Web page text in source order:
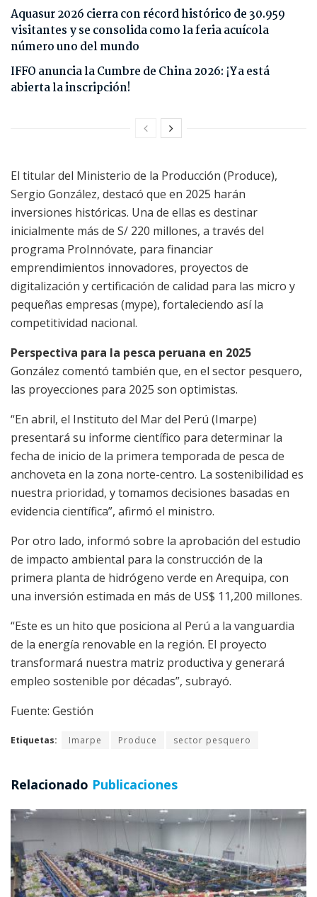
Aquasur 2026 cierra con récord histórico de 30.959
visitantes y se consolida como la feria acuícola
número uno del mundo
IFFO anuncia la Cumbre de China 2026: ¡Ya está
abierta la inscripción!
El titular del Ministerio de la Producción (Produce),
Sergio González, destacó que en 2025 harán
inversiones históricas. Una de ellas es destinar
inicialmente más de S/ 220 millones, a través del
programa ProInnóvate, para financiar
emprendimientos innovadores, proyectos de
digitalización y certificación de calidad para las micro y
pequeñas empresas (mype), fortaleciendo así la
competitividad nacional.
Perspectiva para la pesca peruana en 2025
González comentó también que, en el sector pesquero,
las proyecciones para 2025 son optimistas.
“En abril, el Instituto del Mar del Perú (Imarpe)
presentará su informe científico para determinar la
fecha de inicio de la primera temporada de pesca de
anchoveta en la zona norte-centro. La sostenibilidad es
nuestra prioridad, y tomamos decisiones basadas en
evidencia científica”, afirmó el ministro.
Por otro lado, informó sobre la aprobación del estudio
de impacto ambiental para la construcción de la
primera planta de hidrógeno verde en Arequipa, con
una inversión estimada en más de US$ 11,200 millones.
“Este es un hito que posiciona al Perú a la vanguardia
de la energía renovable en la región. El proyecto
transformará nuestra matriz productiva y generará
empleo sostenible por décadas”, subrayó.
Fuente: Gestión
Etiquetas: Imarpe Produce sector pesquero
Relacionado Publicaciones